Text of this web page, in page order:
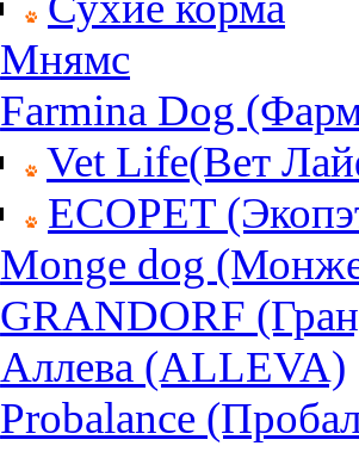
Мнямс
Farmina Dog
Vet Life(Вет
ECOPET
Monge dog
GRANDORF
Аллева (ALLEVA)
Probalance